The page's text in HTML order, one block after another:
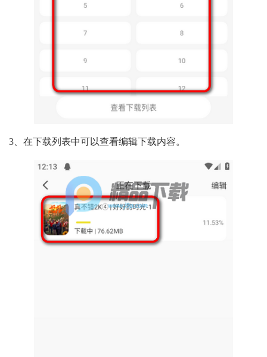
3、在下载列表中可以查看编辑下载内容。